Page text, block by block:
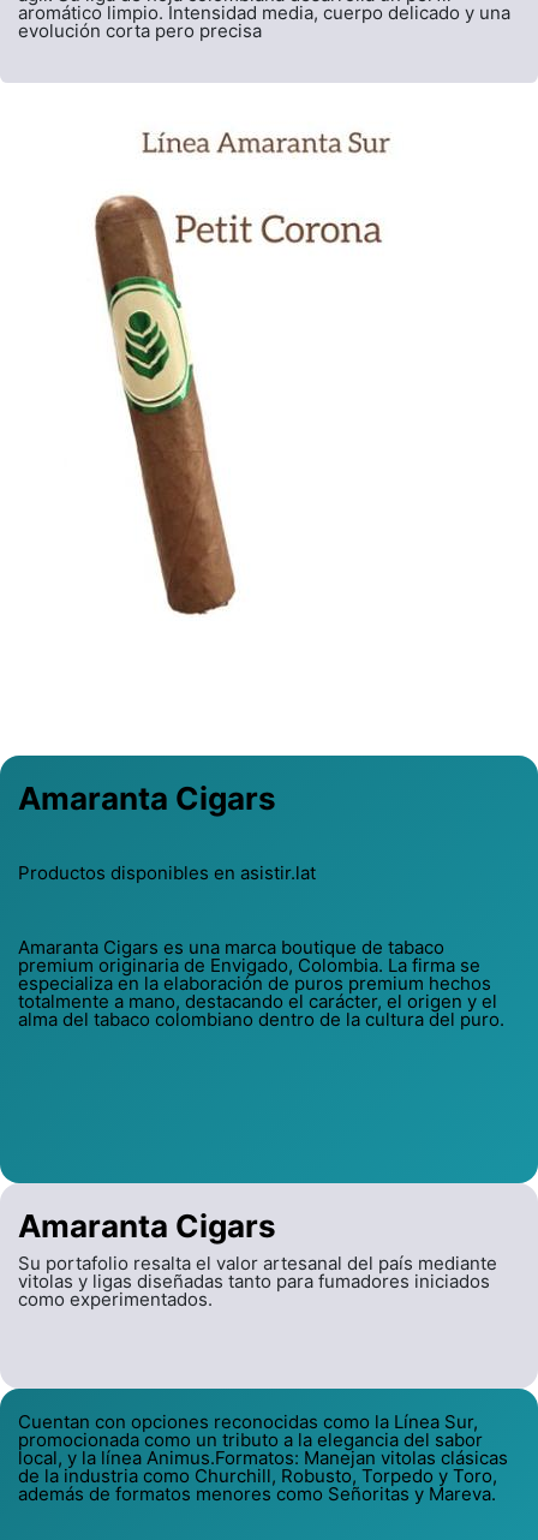
aromático limpio. Intensidad media, cuerpo delicado y una
evolución corta pero precisa
Amaranta Cigars
Su portafolio resalta el valor artesanal del país mediante
vitolas y ligas diseñadas tanto para fumadores iniciados
como experimentados.
Amaranta Cigars
Productos disponibles en asistir.lat
Amaranta Cigars es una marca boutique de tabaco
premium originaria de Envigado, Colombia. La firma se
especializa en la elaboración de puros premium hechos
totalmente a mano, destacando el carácter, el origen y el
alma del tabaco colombiano dentro de la cultura del puro.
Cuentan con opciones reconocidas como la Línea Sur,
promocionada como un tributo a la elegancia del sabor
local, y la línea Animus.Formatos: Manejan vitolas clásicas
de la industria como Churchill, Robusto, Torpedo y Toro,
además de formatos menores como Señoritas y Mareva.